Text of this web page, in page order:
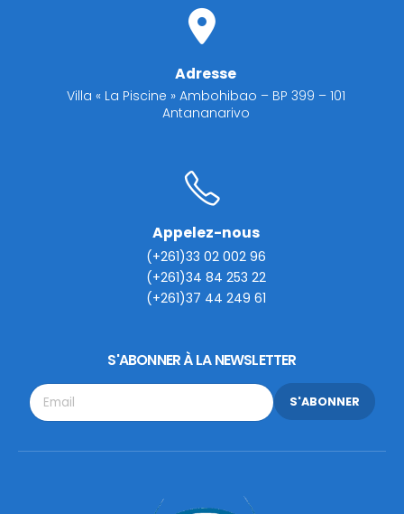
Adresse
Villa « La Piscine » Ambohibao – BP 399 – 101
Antananarivo
Appelez-nous
(+261)33 02 002 96
(+261)34 84 253 22
(+261)37 44 249 61
S'ABONNER À LA NEWSLETTER
S'ABONNER